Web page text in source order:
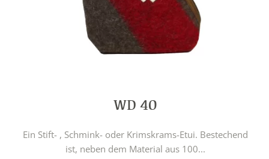
WD 40
Ein Stift- , Schmink- oder Krimskrams-Etui. Bestechend
ist, neben dem Material aus 100...